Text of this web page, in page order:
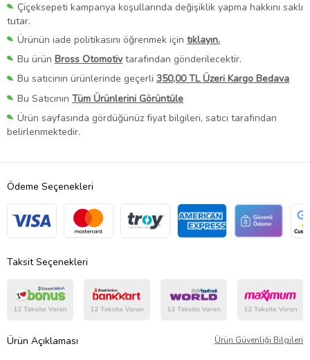
Çiçeksepeti kampanya koşullarında değişiklik yapma hakkını saklı
tutar.
Ürünün iade politikasını öğrenmek için tıklayın.
Bu ürün Bross Otomotivtarafından gönderilecektir.
Bu satıcının ürünlerinde geçerli 350,00 TL Üzeri Kargo Bedava
Bu Satıcının Tüm Ürünlerini Görüntüle
Ürün sayfasında gördüğünüz fiyat bilgileri, satıcı tarafından
belirlenmektedir.
Ödeme Seçenekleri
Taksit Seçenekleri
Ürün Açıklaması Ürün Güvenliği Bilgileri